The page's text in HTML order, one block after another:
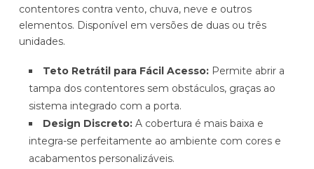
contentores contra vento, chuva, neve e outros
elementos. Disponível em versões de duas ou três
unidades.
Teto Retrátil para Fácil Acesso:Permite abrir a
tampa dos contentores sem obstáculos, graças ao
sistema integrado com a porta.
Design Discreto:A cobertura é mais baixa e
integra-se perfeitamente ao ambiente com cores e
acabamentos personalizáveis.